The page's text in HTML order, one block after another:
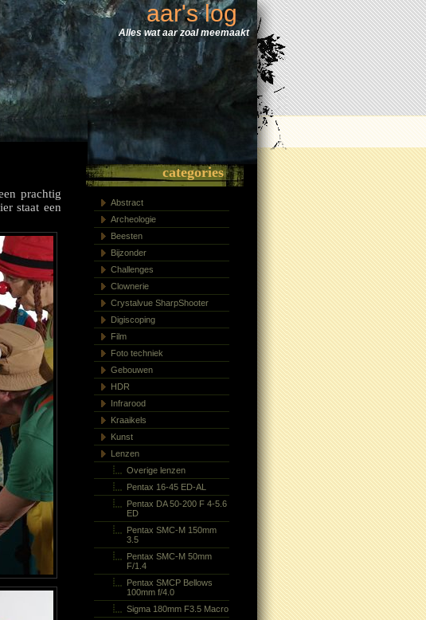
aar's log
Alles wat aar zoal meemaakt
prachtig
staat een
categories
Abstract
Archeologie
Beesten
Bijzonder
Challenges
Clownerie
Crystalvue SharpShooter
Digiscoping
Film
Foto techniek
Gebouwen
HDR
Infrarood
Kraaikels
Kunst
Lenzen
Overige lenzen
Pentax 16-45 ED-AL
Pentax DA 50-200 F 4-5.6
ED
Pentax SMC-M 150mm
3.5
Pentax SMC-M 50mm
F/1.4
Pentax SMCP Bellows
100mm f/4.0
Sigma 180mm F3.5 Macro